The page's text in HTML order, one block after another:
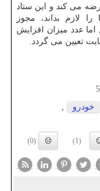
می كند و این ستاد
لازم بداند، مجوز
عدد میزان افزایش
تعیین می گردد.
خودرو
(1)
(0)